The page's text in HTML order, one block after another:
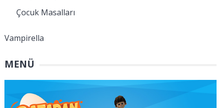
Çocuk Masalları
Vampirella
MENÜ